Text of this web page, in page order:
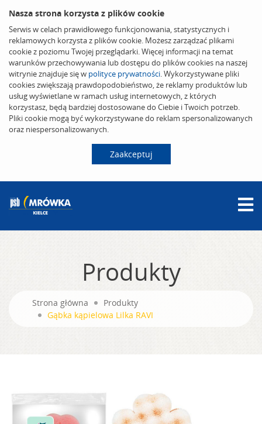
Nasza strona korzysta z plików cookie
Serwis w celach prawidłowego funkcjonowania, statystycznych i
reklamowych korzysta z plików cookie. Możesz zarządzać plikami
cookie z poziomu Twojej przeglądarki. Więcej informacji na temat
warunków przechowywania lub dostępu do plików cookies na naszej
witrynie znajduje się w polityce prywatności. Wykorzystywane pliki
cookies zwiększają prawdopodobieństwo, że reklamy produktów lub
usług wyświetlane w ramach usług internetowych, z których
korzystasz, będą bardziej dostosowane do Ciebie i Twoich potrzeb.
Pliki cookie mogą być wykorzystywane do reklam spersonalizowanych
oraz niespersonalizowanych.
Zaakceptuj
Produkty
Strona główna
Produkty
Gąbka kąpielowa Lilka RAVI